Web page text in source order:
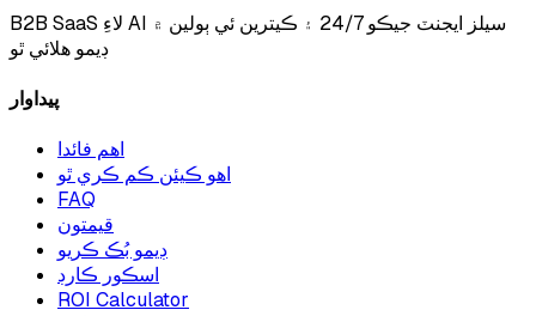
B2B SaaS لاءِ AI سيلز ايجنٽ جيڪو 24/7 ۽ ڪيترين ئي ٻولين ۾
ڊيمو هلائي ٿو
پيداوار
اهم فائدا
اهو ڪيئن ڪم ڪري ٿو
FAQ
قيمتون
ڊيمو بُڪ ڪريو
اسڪور ڪارڊ
ROI Calculator